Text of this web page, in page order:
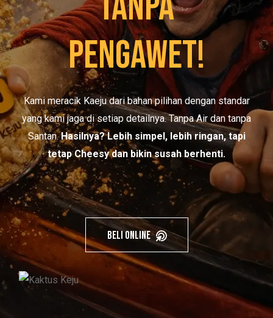
Pengawet!
Kami meracik Kaeju dari bahan pilihan dengan standar
yang kami jaga di setiap detailnya. Tanpa Air dan tanpa
Santan.Hasilnya? Lebih simpel, lebih ringan, tapi
tetap Cheesy dan bikin susah berhenti.